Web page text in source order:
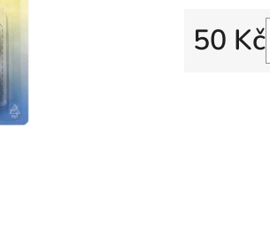
50 Kč
Měrná cena: